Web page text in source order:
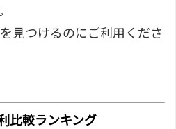
見つけるのにご利用くださ
比較ランキング